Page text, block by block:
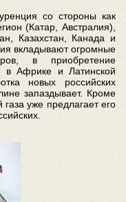
со стороны как
(Катар, Австралия),
Казахстан, Канада и
вкладывают огромные
в приобретение
в Африке и Латинской
новых российских
запаздывает. Кроме
уже предлагает его